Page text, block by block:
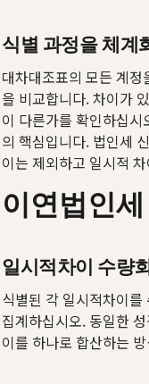
식별 과정을 체계
대차대조표의 모든 계
을 비교합니다. 차이가
이 다른가를 확인하십
의 핵심입니다. 법인세
이는 제외하고 일시적
이연법인
일시적차이 수량
식별된 각 일시적차이
집계하십시오. 동일한
이를 하나로 합산하는